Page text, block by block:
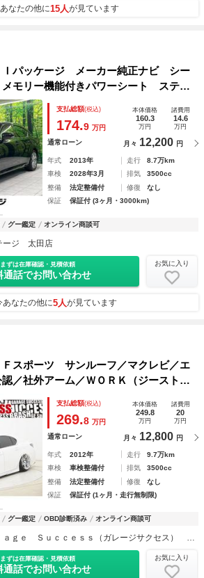
なたの他に15人が見ています
パッケージ メーカー純正ナビ シー
モリー機能付きパワーシート ステア
ｅｔｏｏｔｈ ＥＴＣ レーダークル
ォグ クリアランスソナー 禁煙車
支払総額(税込)
174.9 万円
本体価格
160.3
万円
諸費用
14.6
万円
通常ローン 月々 12,200 円
年式 2013年 走行
8.7万km
車検
2028年3月 排気
3500cc
整備
法定整備付 修復
なし
保証
保証付 (3ヶ月・3000km)
グー鑑定 オンライン商談可
ージ 太田店
まずは在庫確認・見積依頼
通話でお問い合わせ
お気に入り
あなたの他に5人が見ています
スポーツ サンルーフ／マクレビ／エ
／社外アーム／ＷＯＲＫ（ジーストＳ
ムゲインフロントバンパー／後期テー
ｌｕｅｔｏｏｔｈ／シートメモリ／Ｈ
支払総額(税込)
269.8 万円
本体価格
249.8
万円
諸費用
20
万円
通常ローン 月々 12,800 円
年式 2012年 走行
9.7万km
車検
車検整備付 排気
3500cc
整備
法定整備付 修復
なし
保証
保証付 (1ヶ月・走行無制限)
グー鑑定 OBD診断済み オンライン商談可
Ｇａｒａｇｅ Ｓｕｃｃｅｓｓ（ガレージサクセス） 大阪外環店 マークＸ・クラウン専門店
まずは在庫確認・見積依頼
通話でお問い合わせ
お気に入り